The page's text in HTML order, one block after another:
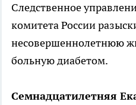
Следственное
комитета России
несовершеннолетнюю
больную диабетом.
Семнадцатилетняя